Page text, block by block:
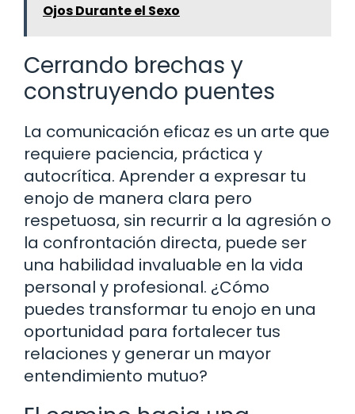
Ojos Durante el Sexo
Cerrando brechas y
construyendo puentes
La comunicación eficaz es un arte que
requiere paciencia, práctica y
autocrítica. Aprender a expresar tu
enojo de manera clara pero
respetuosa, sin recurrir a la agresión o
la confrontación directa, puede ser
una habilidad invaluable en la vida
personal y profesional. ¿Cómo
puedes transformar tu enojo en una
oportunidad para fortalecer tus
relaciones y generar un mayor
entendimiento mutuo?